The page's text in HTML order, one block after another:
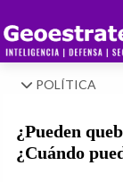
POLÍTICA
¿Pueden
¿Cuándo